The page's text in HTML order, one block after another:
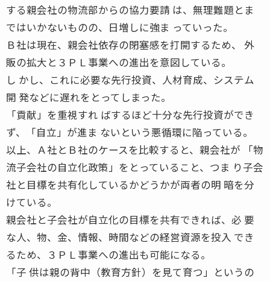
する親会社の物流部からの協力要請 は、無理難題とま
ではいかないものの、日増しに強ま っていった。
Ｂ社は現在、親会社依存の閉塞感を打開するため、 外
販の拡大と３ＰＬ事業への進出を意図している。
し かし、これに必要な先行投資、人材育成、システム
開 発などに遅れをとってしまった。
「貢献」を重視すれ ばするほど十分な先行投資ができ
ず、「自立」が進ま ないという悪循環に陥っている。
以上、Ａ社とＢ社のケースを比較すると、親会社が 「物
流子会社の自立化政策」をとっていること、つま り子会
社と目標を共有化しているかどうかが両者の明 暗を分
けている。
親会社と子会社が自立化の目標を共有できれば、必 要
な人、物、金、情報、時間などの経営資源を投入 でき
るため、３ＰＬ事業への進出も可能になる。
「子 供は親の背中（教育方針）を見て育つ」というの